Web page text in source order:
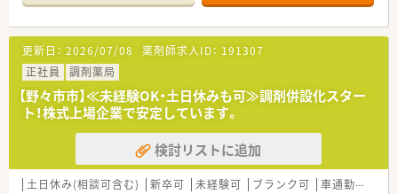
■野々市駅から車で5分ほどの場所に位置し、通勤にも便利な立
地環境が整っている調剤薬局の求人です。
■1日あたり30枚から40枚程度の処方箋を応需しており、常勤薬
剤師2名体制でゆとりを持って対応できます。
■営業時間は平日18時まで、土曜日は15時までとなっており、無
理のないシフトで勤務することが可能です。
【法人特徴について】
■創業以来45期以上にわたり連続して増収増益を達成してお
り、無借金経営を継続している非常に安定した企業です。
■全店直営で120店舗以上を展開し、一人一台のタブレット端末
貸与など、働きやすい環境整備にも注力しています。
更新日： 2026/07/08 薬剤師求人ID： 191307
正社員
調剤薬局
【野々市市】≪未経験OK・土日休みも可≫調剤併設化スター
ト！株式上場企業で安定しています。
検討リストに追加
土日休み(相談可含む) 新卒可 未経験可 ブランク可 車通勤可